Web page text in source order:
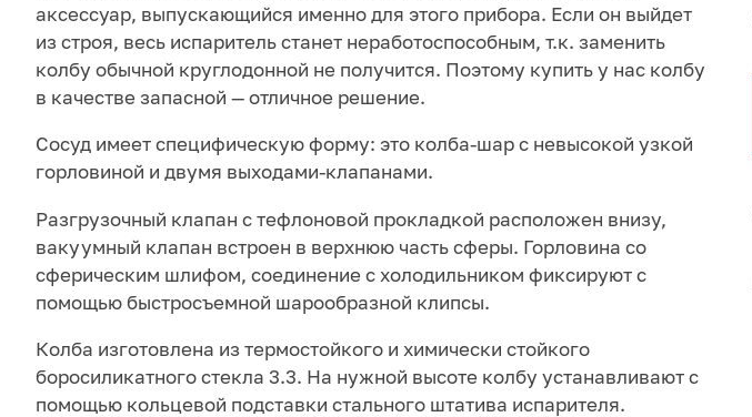
аксессуар, выпускающийся именно для этого прибора. Если он выйдет
из строя, весь испаритель станет неработоспособным, т.к. заменить
колбу обычной круглодонной не получится. Поэтому купить у нас колбу
в качестве запасной — отличное решение.
Сосуд имеет специфическую форму: это колба-шар с невысокой узкой
горловиной и двумя выходами-клапанами.
Разгрузочный клапан с тефлоновой прокладкой расположен внизу,
вакуумный клапан встроен в верхнюю часть сферы. Горловина со
сферическим шлифом, соединение с холодильником фиксируют с
помощью быстросъемной шарообразной клипсы.
Колба изготовлена из термостойкого и химически стойкого
боросиликатного стекла 3.3. На нужной высоте колбу устанавливают с
помощью кольцевой подставки стального штатива испарителя.